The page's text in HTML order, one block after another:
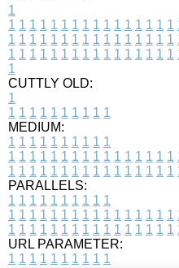
1
1 1 1 1 1 1 1 1 1 1 1 1 1 1 1 1
1 1 1 1 1 1 1 1 1 1 1 1 1 1 1 1
1 1 1 1 1 1 1 1 1 1 1 1 1 1 1 1
1
CUTTLY OLD:
1
1 1 1 1 1 1 1 1 1 1
MEDIUM:
1 1 1 1 1 1 1 1 1 1
1 1 1 1 1 1 1 1 1 1 1 1 1 1 1 1
1 1 1 1 1 1 1 1 1 1 1 1 1 1 1 1
PARALLELS:
1 1 1 1 1 1 1 1 1 1
1 1 1 1 1 1 1 1 1 1 1 1 1 1 1 1
1 1 1 1 1 1 1 1 1 1 1 1 1 1 1 1
URL PARAMETER:
1 1 1 1 1 1 1 1 1 1